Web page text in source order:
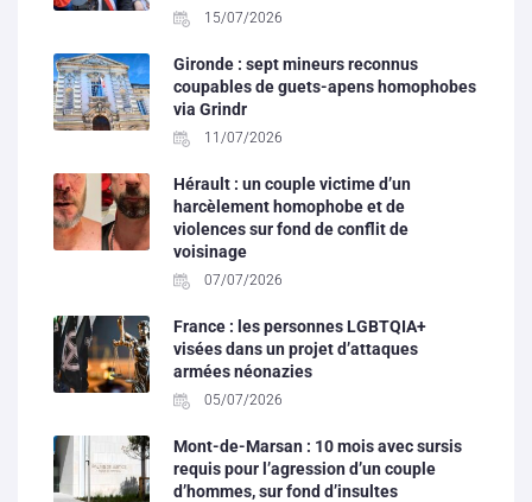
15/07/2026
Gironde : sept mineurs reconnus
coupables de guets-apens homophobes
via Grindr
11/07/2026
Hérault : un couple victime d’un
harcèlement homophobe et de
violences sur fond de conflit de
voisinage
07/07/2026
France : les personnes LGBTQIA+
visées dans un projet d’attaques
armées néonazies
05/07/2026
Mont-de-Marsan : 10 mois avec sursis
requis pour l’agression d’un couple
d’hommes, sur fond d’insultes